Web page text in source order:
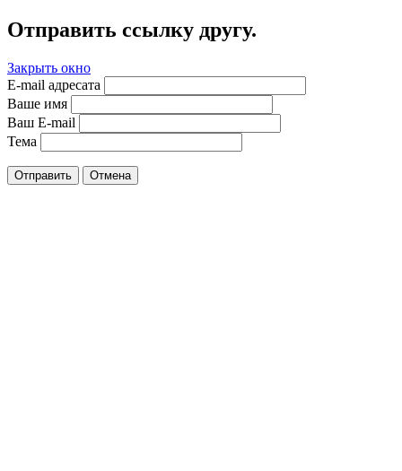
Отправить ссылку другу.
Закрыть окно
E-mail адресата
Ваше имя
Ваш E-mail
Тема
Отправить Отмена